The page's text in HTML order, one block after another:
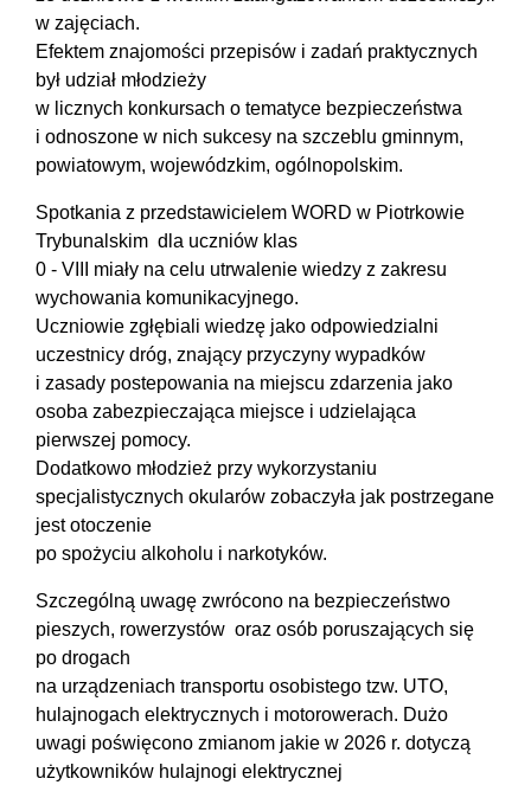
w zajęciach.
Efektem znajomości przepisów i zadań praktycznych
był udział młodzieży
w licznych konkursach o tematyce bezpieczeństwa
i odnoszone w nich sukcesy na szczeblu gminnym,
powiatowym, wojewódzkim, ogólnopolskim.
Spotkania z przedstawicielem WORD w Piotrkowie
Trybunalskim dla uczniów klas
0 - VIII miały na celu utrwalenie wiedzy z zakresu
wychowania komunikacyjnego.
Uczniowie zgłębiali wiedzę jako odpowiedzialni
uczestnicy dróg, znający przyczyny wypadków
i zasady postepowania na miejscu zdarzenia jako
osoba zabezpieczająca miejsce i udzielająca
pierwszej pomocy.
Dodatkowo młodzież przy wykorzystaniu
specjalistycznych okularów zobaczyła jak postrzegane
jest otoczenie
po spożyciu alkoholu i narkotyków.
Szczególną uwagę zwrócono na bezpieczeństwo
pieszych, rowerzystów oraz osób poruszających się
po drogach
na urządzeniach transportu osobistego tzw. UTO,
hulajnogach elektrycznych i motorowerach. Dużo
uwagi poświęcono zmianom jakie w 2026 r. dotyczą
użytkowników hulajnogi elektrycznej